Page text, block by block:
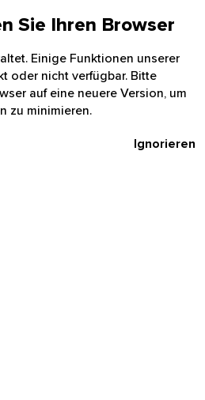
Sie Ihren Browser
Einige Funktionen unserer
oder nicht verfügbar. Bitte
auf eine neuere Version, um
zu minimieren.
Ignorieren